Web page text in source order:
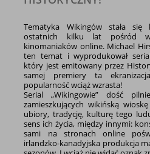
Tematyka Wikingów stała
ostatnich kilku lat pośród
kinomaniaków online. Michael
ten temat i wyprodukował
który jest emitowany przez
samej premiery ta
popularność wciąż wzrasta!
Serial „Wikingowie” dość
zamieszkujących wikińską
ubiory, tradycję, kulturę tego
sens ich życia, między innymi:
sami na stronach online
irlandzko-kanadyjska produkcja